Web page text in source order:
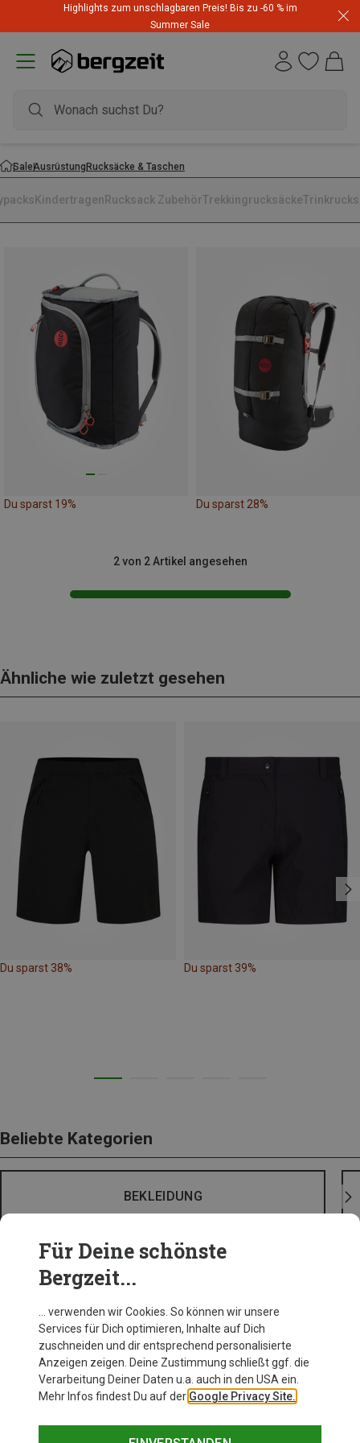
Highlights zum unschlagbaren Preis! Bis zu -60 % im
Summer Sale
SaleAusrüstungRucksäcke & Taschen
Kindertragen Rucksack ZubehörTrekkingrucksäcke
Du sparst 19% Du sparst 28%
2 von 2 Artikel angesehen
Ähnliche wie zuletzt gesehen
Du sparst 38% Du sparst 39%
Beliebte Kategorien
BEKLEIDUNG
Für Deine schönste
Bergzeit...
… verwenden wir Cookies. So können wir unsere
Services für Dich optimieren, Inhalte auf Dich
zuschneiden und dir entsprechend personalisierte
Anzeigen zeigen. Deine Zustimmung schließt ggf. die
Verarbeitung Deiner Daten u.a. auch in den USA ein.
Mehr Infos findest Du auf der Google Privacy Site.